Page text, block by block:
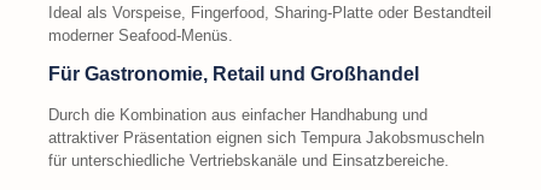
Ideal als Vorspeise, Fingerfood, Sharing-Platte oder Bestandteil
moderner Seafood-Menüs.
Für Gastronomie, Retail und Großhandel
Durch die Kombination aus einfacher Handhabung und
attraktiver Präsentation eignen sich Tempura Jakobsmuscheln
für unterschiedliche Vertriebskanäle und Einsatzbereiche.